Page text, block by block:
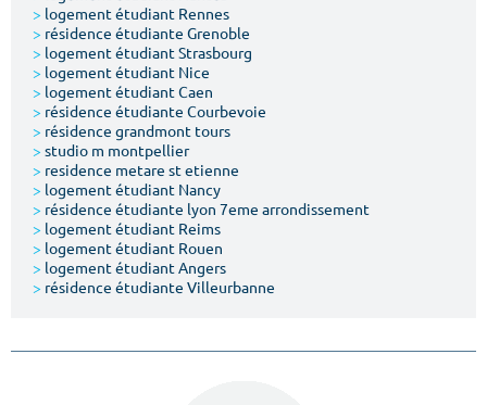
> logement étudiant Rennes
> résidence étudiante Grenoble
> logement étudiant Strasbourg
> logement étudiant Nice
> logement étudiant Caen
> résidence étudiante Courbevoie
> résidence grandmont tours
> studio m montpellier
> residence metare st etienne
> logement étudiant Nancy
> résidence étudiante lyon 7eme arrondissement
> logement étudiant Reims
> logement étudiant Rouen
> logement étudiant Angers
> résidence étudiante Villeurbanne